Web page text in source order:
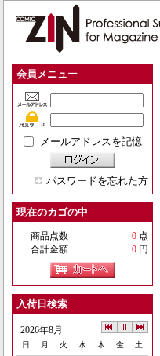
会員メニュー
メールアドレスを記憶
パスワードを忘れた方
現在のカゴの中
商品点数 0 点
合計金額
0 円
入荷日検索
2026年8月
日 月 火 水 木 金 土